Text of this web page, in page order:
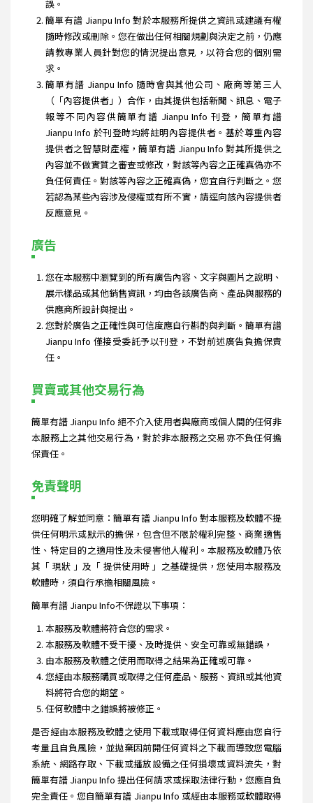
誤。
簡單有譜 Jianpu Info 對於本服務所提供之資訊或建議有權
隨時修改或刪除。您在做出任何相關規劃與決定之前，仍應
請教專業人員針對您的情況提出意見，以符合您的個別需
求。
簡單有譜 Jianpu Info 隨時會與其他公司、廠商等第三人
（「內容提供者」）合作，由其提供包括新聞、訊息、電子
報等不同內容供簡單有譜 Jianpu Info 刊登，簡單有譜
Jianpu Info 於刊登時均將註明內容提供者。基於尊重內容
提供者之智慧財產權，簡單有譜 Jianpu Info 對其所提供之
內容並不做實質之審查或修改，對該等內容之正確真偽亦不
負任何責任。對該等內容之正確真偽，您宜自行判斷之。您
若認為某些內容涉及侵權或有所不實，請逕向該內容提供者
反應意見。
廣告
您在本服務中瀏覽到的所有廣告內容、文字與圖片之說明、
展示樣品或其他銷售資訊，均由各該廣告商、產品與服務的
供應商所設計與提出。
您對於廣告之正確性與可信度應自行斟酌與判斷。簡單有譜
Jianpu Info 僅接受委託予以刊登，不對前述廣告負擔保責
任。
買賣或其他交易行為
簡單有譜 Jianpu Info 絕不介入使用者與廠商或個人間的任何非
本服務上之其他交易行為，對於非本服務之交易亦不負任何擔
保責任。
免責聲明
您明確了解並同意：簡單有譜 Jianpu Info 對本服務及軟體不提
供任何明示或默示的擔保，包含但不限於權利完整、商業適售
性、特定目的之適用性及未侵害他人權利。本服務及軟體乃依
其「 現狀 」及「 提供使用時 」之基礎提供，您使用本服務及
軟體時，須自行承擔相關風險。
簡單有譜 Jianpu Info不保證以下事項：
本服務及軟體將符合您的需求。
本服務及軟體不受干擾、及時提供、安全可靠或無錯誤，
由本服務及軟體之使用而取得之結果為正確或可靠。
您經由本服務購買或取得之任何產品、服務、資訊或其他資
料將符合您的期望。
任何軟體中之錯誤將被修正。
是否經由本服務及軟體之使用下載或取得任何資料應由您自行
考量且自負風險，並拋棄因前開任何資料之下載而導致您電腦
系統、網路存取、下載或播放設備之任何損壞或資料流失，對
簡單有譜 Jianpu Info 提出任何請求或採取法律行動，您應自負
完全責任。您自簡單有譜 Jianpu Info 或經由本服務或軟體取得